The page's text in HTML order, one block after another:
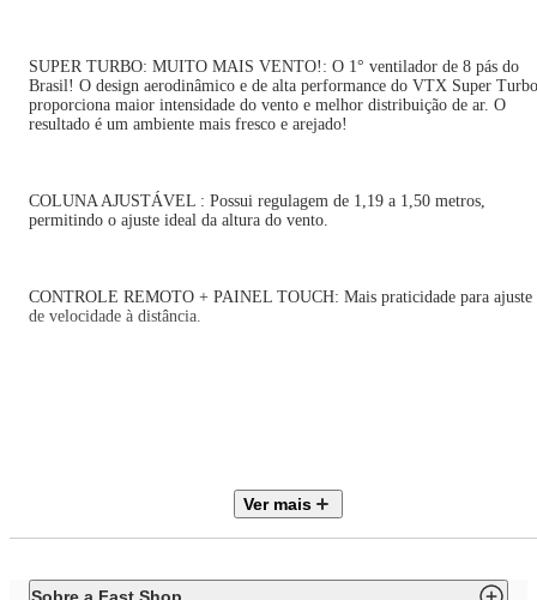
SUPER TURBO: MUITO MAIS VENTO!: O 1° ventilador de 8 pás do
Brasil! O design aerodinâmico e de alta performance do VTX Super Turbo
proporciona maior intensidade do vento e melhor distribuição de ar. O
resultado é um ambiente mais fresco e arejado!
COLUNA AJUSTÁVEL : Possui regulagem de 1,19 a 1,50 metros,
permitindo o ajuste ideal da altura do vento.
CONTROLE REMOTO + PAINEL TOUCH: Mais praticidade para ajuste
de velocidade à distância.
MAIOR DISTRIBUIÇÃO DE AR: O Sistema Oscilante Contínuo amplia o
Ver mais